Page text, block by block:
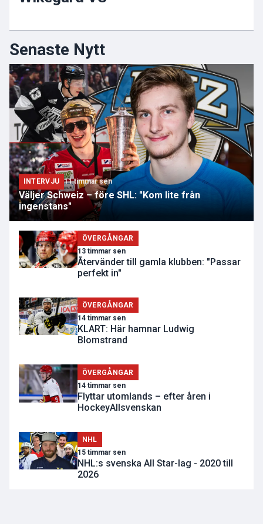
Senaste Nytt
INTERVJU 11 timmar sen
Väljer Schweiz – före SHL: "Kom lite från
ingenstans"
ÖVERGÅNGAR
13 timmar sen
Återvänder till gamla klubben: "Passar
perfekt in"
ÖVERGÅNGAR
14 timmar sen
KLART: Här hamnar Ludwig
Blomstrand
ÖVERGÅNGAR
14 timmar sen
Flyttar utomlands – efter åren i
HockeyAllsvenskan
NHL
15 timmar sen
NHL:s svenska All Star-lag - 2020 till
2026